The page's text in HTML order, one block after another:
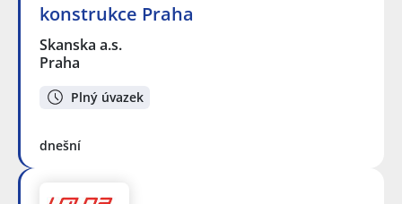
konstrukce Praha
Skanska a.s.
Praha
Plný úvazek
dnešní